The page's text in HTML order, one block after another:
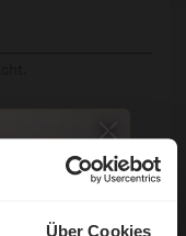
Über Cookies
teilen.